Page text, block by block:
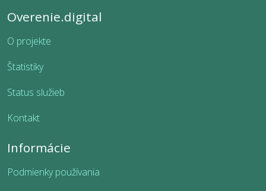
Overenie.digital
O projekte
Štatistiky
Status služieb
Kontakt
Informácie
Podmienky používania